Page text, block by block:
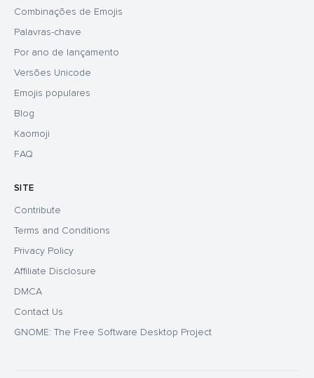
Combinações de Emojis
Palavras-chave
Por ano de lançamento
Versões Unicode
Emojis populares
Blog
Kaomoji
FAQ
SITE
Contribute
Terms and Conditions
Privacy Policy
Affiliate Disclosure
DMCA
Contact Us
GNOME: The Free Software Desktop Project